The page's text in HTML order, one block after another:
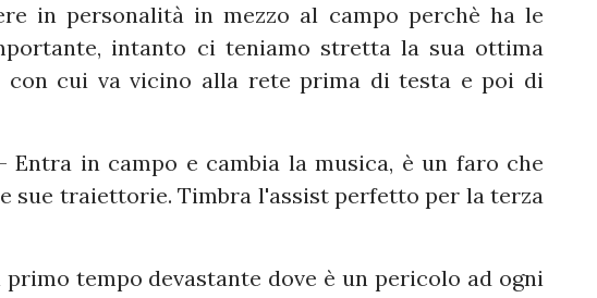
in personalità in mezzo al campo perchè ha le
intanto ci teniamo stretta la sua ottima
con cui va vicino alla rete prima di testa e poi di
- Entra in campo e cambia la musica, è un faro che
sue traiettorie. Timbra l'assist perfetto per la terza
primo tempo devastante dove è un pericolo ad ogni